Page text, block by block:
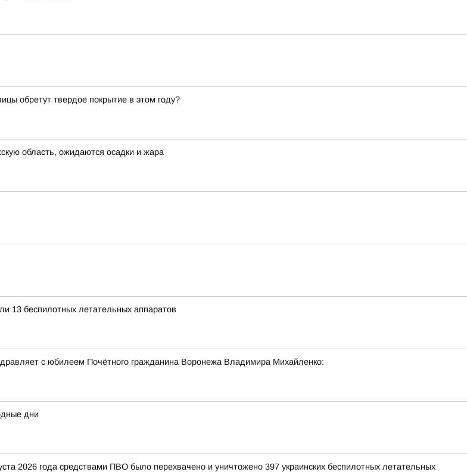
обретут твердое покрытие в этом году?
область, ожидаются осадки и жара
13 беспилотных летательных аппаратов
с юбилеем Почётного гражданина Воронежа Владимира Михайленко:
дни
2026 года средствами ПВО было перехвачено и уничтожено 397 украинских беспилотных летательных